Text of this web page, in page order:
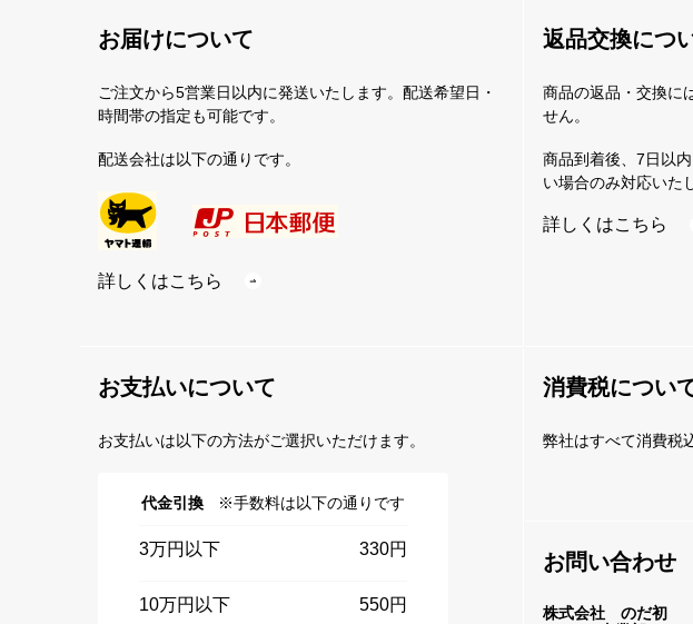
お届けについて
ご注文から5営業日以内に発送いたします。配送希望日・
時間帯の指定も可能です。
配送会社は以下の通りです。
詳しくはこちら
返品交換につ
商品の返品・交換に
せん。
商品到着後、7日以
い場合のみ対応いた
詳しくはこちら
お支払いについて
お支払いは以下の方法がご選択いただけます。
代金引換 ※手数料は以下の通りです
3万円以下 330円
10万円以下 550円
消費税につい
弊社はすべて消費税
お問い合わせ
株式会社 のだ初